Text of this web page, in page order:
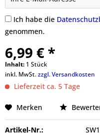
Ich habe die
genommen.
6,99 € *
Inhalt: 1 Stück
inkl. MwSt.zzgl. Versandkosten
Lieferzeit ca. 5 Tage
Merken
Artikel-Nr.: